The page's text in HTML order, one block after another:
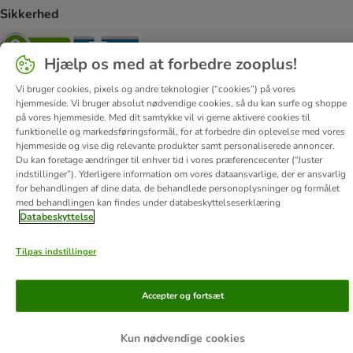
Sikkerhed
Security Security
Om os Job hos zooplus
Firmaoplysninger
Forordning om digitale tjenester
Generelle vilkår
Fortryd aftale
Betaling Levering
Databeskyttelse
Tilgængelighedserklæring
Corporate Website
Hjælp os med at forbedre zooplus!
Vi bruger cookies, pixels og andre teknologier (“cookies”) på vores
hjemmeside. Vi bruger absolut nødvendige cookies, så du kan surfe og shoppe
på vores hjemmeside. Med dit samtykke vil vi gerne aktivere cookies til
funktionelle og markedsføringsformål, for at forbedre din oplevelse med vores
hjemmeside og vise dig relevante produkter samt personaliserede annoncer.
Du kan foretage ændringer til enhver tid i vores præferencecenter (“Juster
indstillinger”). Yderligere information om vores dataansvarlige, der er ansvarlig
for behandlingen af ​​dine data, de behandlede personoplysninger og formålet
med behandlingen kan findes under databeskyttelseserklæring
Databeskyttelse
Tilpas indstillinger
Kun nødvendige cookies
Accepter og fortsæt